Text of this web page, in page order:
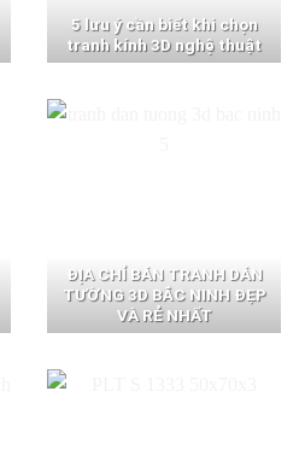
5 lưu ý cần biết khi chọn
tranh kính 3D nghệ thuật
ĐỊA CHỈ BÁN TRANH DÁN
TƯỜNG 3D BẮC NINH ĐẸP
VÀ RẺ NHẤT